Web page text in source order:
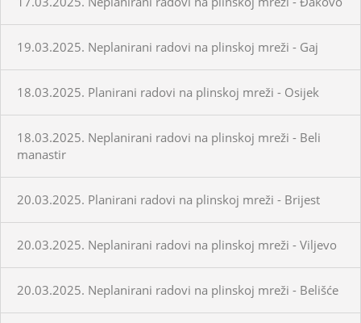
19.03.2025. Neplanirani radovi na plinskoj mreži - Gaj
18.03.2025. Planirani radovi na plinskoj mreži - Osijek
18.03.2025. Neplanirani radovi na plinskoj mreži - Beli
manastir
20.03.2025. Planirani radovi na plinskoj mreži - Brijest
20.03.2025. Neplanirani radovi na plinskoj mreži - Viljevo
20.03.2025. Neplanirani radovi na plinskoj mreži - Belišće